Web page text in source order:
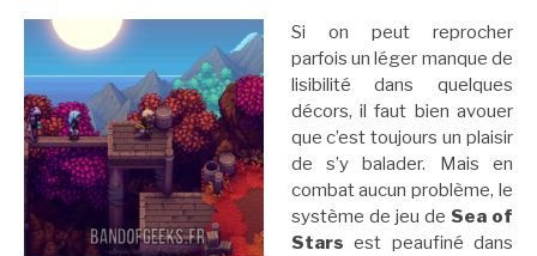
Si on peut reprocher
parfois un léger manque de
lisibilité dans quelques
décors, il faut bien avouer
que c’est toujours un plaisir
de s’y balader. Mais en
combat aucun problème, le
système de jeu de Sea of
Stars est peaufiné dans